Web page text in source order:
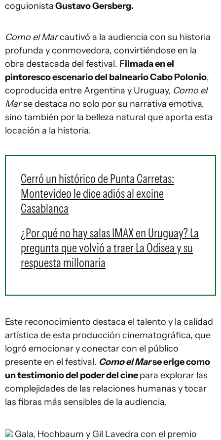
coguionistaGustavo Gersberg.
Como el Marcautivó a la audiencia con su historia
profunda y conmovedora, convirtiéndose en la
obra destacada del festival. Filmada en el
pintoresco escenario del balneario Cabo Polonio,
coproducida entre Argentina y Uruguay, Como el
Marse destaca no solo por su narrativa emotiva,
sino también por la belleza natural que aporta esta
locación a la historia.
Cerró un histórico de Punta Carretas:
Montevideo le dice adiós al excine
Casablanca
¿Por qué no hay salas IMAX en Uruguay? La
pregunta que volvió a traer La Odisea y su
respuesta millonaria
Este reconocimiento destaca el talento y la calidad
artística de esta producción cinematográfica, que
logró emocionar y conectar con el público
presente en el festival. Como el Marse erige como
un testimonio del poder del cinepara explorar las
complejidades de las relaciones humanas y tocar
las fibras más sensibles de la audiencia.
Gala, Hochbaum y Gil Lavedra con el premio